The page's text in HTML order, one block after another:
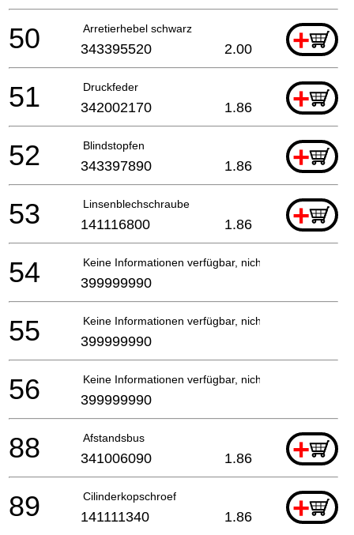
Arretierhebel schwarz +
50 343395520 2.00
Druckfeder +
51 342002170 1.86
Blindstopfen +
52 343397890 1.86
Linsenblechschraube +
53 141116800 1.86
Keine Informationen verfügbar, nicht bestellbar
54 399999990
Keine Informationen verfügbar, nicht bestellbar
55 399999990
Keine Informationen verfügbar, nicht bestellbar
56 399999990
Afstandsbus +
88 341006090 1.86
Cilinderkopschroef +
89 141111340 1.86